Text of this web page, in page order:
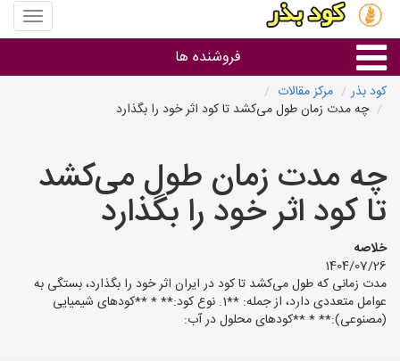
منوی
سایت
بذر
فروشنده ها
گروه ها
استان ها
کود بذر
مرکز مقالات
چه مدت زمان طول می‌کشد تا کود اثر خود را بگذارد
چه مدت زمان طول می‌کشد
تا کود اثر خود را بگذارد
خلاصه
1404/07/26
مدت زمانی که طول می‌کشد تا کود در ایران اثر خود را بگذارد، بستگی به
عوامل متعددی دارد، از جمله: **1. نوع کود:** * **کودهای شیمیایی
(مصنوعی):** * **کودهای محلول در آب: